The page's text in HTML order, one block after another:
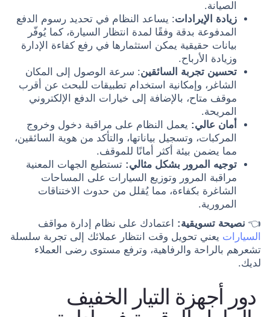
الصيانة.
زيادة الإيرادات: يساعد النظام في تحديد رسوم الدفع
المدفوعة بدقة وفقًا لمدة انتظار السيارة، كما يُوفّر
بيانات حقيقية يمكن استثمارها في رفع كفاءة الإدارة
وزيادة الأرباح.
تحسين تجربة السائقين: سرعة الوصول إلى المكان
الشاغر، وإمكانية استخدام تطبيقات للبحث عن أقرب
موقف متاح، بالإضافة إلى خيارات الدفع الإلكتروني
المريحة.
أمان عالي: يعمل النظام على مراقبة دخول وخروج
المركبات، وتسجيل بياناتها، والتأكد من هوية السائقين،
مما يضمن بيئة أكثر أمانًا للموقف.
توجيه المرور بشكل مثالي: تستطيع الجهات المعنية
مراقبة المرور وتوزيع السيارات على المساحات
الشاغرة بكفاءة، مما يُقلل من حدوث الاختناقات
المرورية.
👈 نصيحة تسويقية: اعتمادك على نظام إدارة مواقف
السيارات يعني تحويل وقت انتظار عملائك إلى تجربة سلسلة
تشعرهم بالراحة والرفاهية، وترفع مستوى رضى العملاء
لديك.
دور أجهزة التيار الخفيف